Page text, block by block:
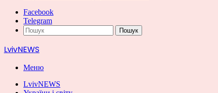
Facebook
Telegram
Пошук
LvivNEWS
Меню
LvivNEWS